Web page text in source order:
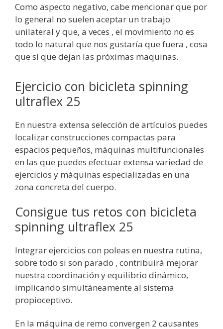
Como aspecto negativo, cabe mencionar que por
lo general no suelen aceptar un trabajo
unilateral y que, a veces , el movimiento no es
todo lo natural que nos gustaría que fuera , cosa
que sí que dejan las próximas maquinas.
Ejercicio con bicicleta spinning
ultraflex 25
En nuestra extensa selección de artículos puedes
localizar construcciones compactas para
espacios pequeños, máquinas multifuncionales
en las que puedes efectuar extensa variedad de
ejercicios y máquinas especializadas en una
zona concreta del cuerpo.
Consigue tus retos con bicicleta
spinning ultraflex 25
Integrar ejercicios con poleas en nuestra rutina,
sobre todo si son parado , contribuirá mejorar
nuestra coordinación y equilibrio dinámico,
implicando simultáneamente al sistema
propioceptivo.
En la máquina de remo convergen 2 causantes